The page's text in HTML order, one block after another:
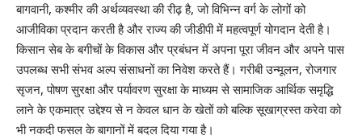
बागवानी, कश्मीर की अर्थव्यवस्था की रीढ़ है, जो विभिन्न वर्ग के लोगों को
आजीविका प्रदान करती है और राज्य की जीडीपी में महत्वपूर्ण योगदान देती है।
किसान सेब के बगीचों के विकास और प्रबंधन में अपना पूरा जीवन और अपने पास
उपलब्ध सभी संभव अल्प संसाधनों का निवेश करते हैं। गरीबी उन्मूलन, रोजगार
सृजन, पोषण सुरक्षा और पर्यावरण सुरक्षा के माध्यम से सामाजिक आर्थिक समृद्धि
लाने के एकमात्र उद्देश्य से न केवल धान के खेतों को बल्कि सूखाग्रस्त करेवा को
भी नकदी फसल के बागानों में बदल दिया गया है।